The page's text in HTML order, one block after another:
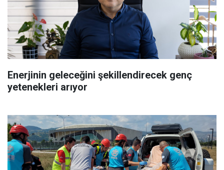
Enerjinin geleceğini şekillendirecek genç
yetenekleri arıyor